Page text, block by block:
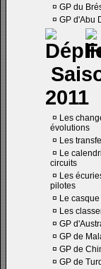
¤ GP du
¤ GP d'Abu
2011
¤ Les
évolutions
¤ Les
¤ Le
circuits
¤ Les
pilotes
¤ Le
¤ Les
¤ GP
¤ GP de
¤ GP de
¤ GP de